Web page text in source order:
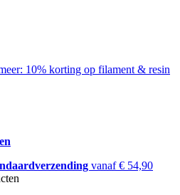
​​10% korting op filament & resin
vanaf € 54,90